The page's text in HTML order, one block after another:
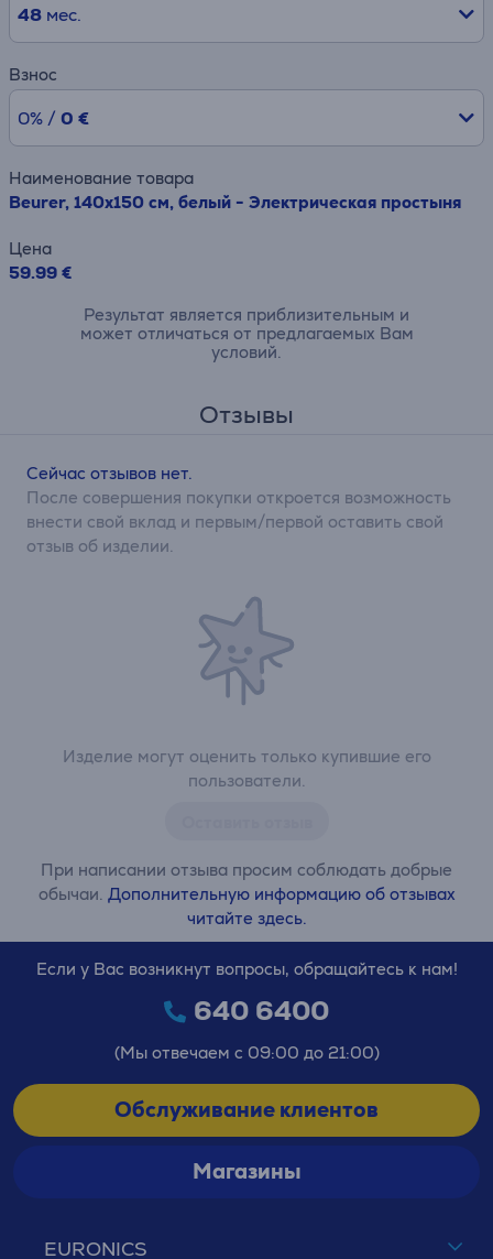
48мес.
Взнос
0% / 0 €
Наименование товара
Beurer, 140x150 см, белый - Электрическая простыня
Цена
59.99 €
Результат является приблизительным и
может отличаться от предлагаемых Вам
условий.
Отзывы
Изделие могут оценить только купившие его
пользователи.
При написании отзыва просим соблюдать добрые
обычаи. Дополнительную информацию об отзывах
читайте здесь.
Сейчас отзывов нет.
После совершения покупки откроется возможность
внести свой вклад и первым/первой оставить свой
отзыв об изделии.
EURONICS
Если у Вас возникнут вопросы, обращайтесь к нам!
640 6400
(Мы отвечаем с 09:00 до 21:00)
Обслуживание клиентов
Магазины